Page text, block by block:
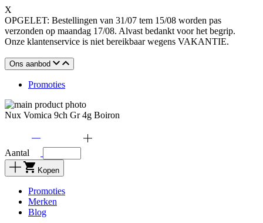
X
OPGELET: Bestellingen van 31/07 tem 15/08 worden pas
verzonden op maandag 17/08. Alvast bedankt voor het begrip.
Onze klantenservice is niet bereikbaar wegens VAKANTIE.
Ons aanbod
Promoties
Nux Vomica 9ch Gr 4g Boiron
Aantal
Kopen
Promoties
Merken
Blog